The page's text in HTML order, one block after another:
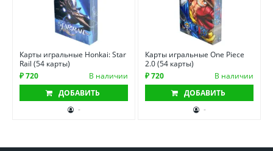
Карты игральные Honkai: Star
Rail (54 карты)
₽ 720
В наличии
ДОБАВИТЬ
-
Карты игральные One Piece
2.0 (54 карты)
₽ 720
В наличии
ДОБАВИТЬ
-